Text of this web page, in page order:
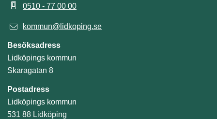
0510 - 77 00 00
kommun@lidkoping.se
Besöksadress
Lidköpings kommun
Skaragatan 8
Postadress
Lidköpings kommun
531 88 Lidköping